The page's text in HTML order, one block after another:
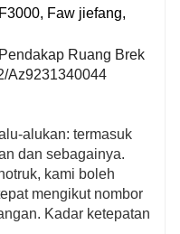
Faw jiefang,
alukan: termasuk
dan sebagainya.
kami boleh
mengikut nombor
Kadar ketepatan